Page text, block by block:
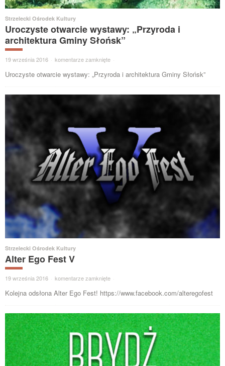
Strzelecki Ośrodek Kultury
Uroczyste otwarcie wystawy: „Przyroda i
architektura Gminy Słońsk”
19 września 2016 · komentarze zamknięte ·
Uroczyste otwarcie wystawy: „Przyroda i architektura Gminy Słońsk”
Strzelecki Ośrodek Kultury
Alter Ego Fest V
19 września 2016 · komentarze zamknięte ·
Kolejna odsłona Alter Ego Fest! https://www.facebook.com/alteregofest